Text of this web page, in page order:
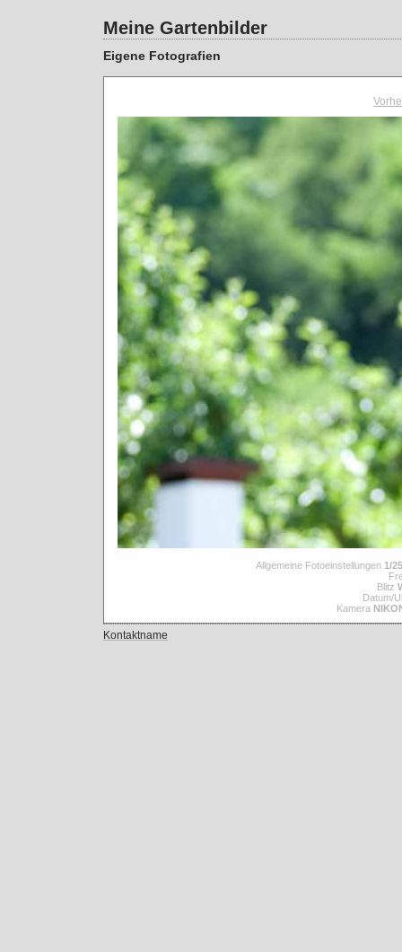
Meine Gartenbilder
Eigene Fotografien
Allgemeine Fotoeinstellungen 1/
Blitz
Datum/
Kamera
Kontaktname